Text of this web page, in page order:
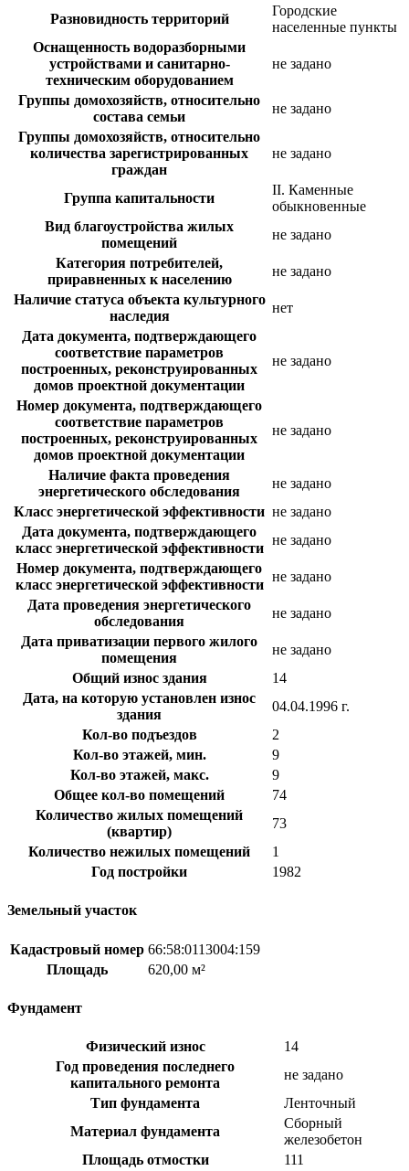
Разновидность территорий
Городские
населенные пункты
Оснащенность водоразборными
устройствами и санитарно-
техническим оборудованием
не задано
Группы домохозяйств, относительно
состава семьи
не задано
Группы домохозяйств, относительно
количества зарегистрированных
граждан
не задано
Группа капитальности
II. Каменные
обыкновенные
Вид благоустройства жилых
помещений
не задано
Категория потребителей,
приравненных к населению
не задано
Наличие статуса объекта культурного
наследия
нет
Дата документа, подтверждающего
соответствие параметров
построенных, реконструированных
домов проектной документации
не задано
Номер документа, подтверждающего
соответствие параметров
построенных, реконструированных
домов проектной документации
не задано
Наличие факта проведения
энергетического обследования
не задано
Класс энергетической эффективности не задано
Дата документа, подтверждающего
класс энергетической эффективности
не задано
Номер документа, подтверждающего
класс энергетической эффективности
не задано
Дата проведения энергетического
обследования
не задано
Дата приватизации первого жилого
помещения
не задано
Общий износ здания
14
Дата, на которую установлен износ
здания
04.04.1996 г.
Кол-во подъездов
2
Кол-во этажей, мин.
9
Кол-во этажей, макс.
9
Общее кол-во помещений
74
Количество жилых помещений
(квартир)
73
Количество нежилых помещений
1
Год постройки
1982
Земельный участок
Кадастровый номер 66:58:0113004:159
Площадь
620,00 м²
Фундамент
Физический износ
14
Год проведения последнего
капитального ремонта
не задано
Тип фундамента
Ленточный
Материал фундамента
Сборный
железобетон
Площадь отмостки
111